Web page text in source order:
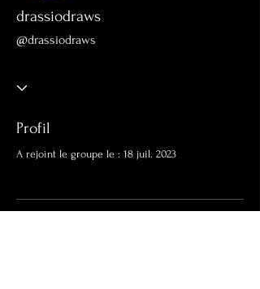
drassiodraws
@drassiodraws
Profil
A rejoint le groupe le : 18 juil. 2023